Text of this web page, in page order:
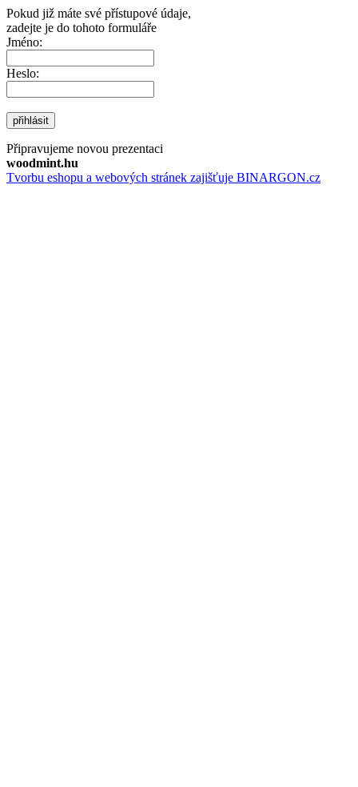
Pokud již máte své přístupové údaje,
zadejte je do tohoto formuláře
Jméno:
Heslo:
přihlásit
Připravujeme novou prezentaci
woodmint.hu
Tvorbu eshopu a webových stránek zajišťuje BINARGON.cz